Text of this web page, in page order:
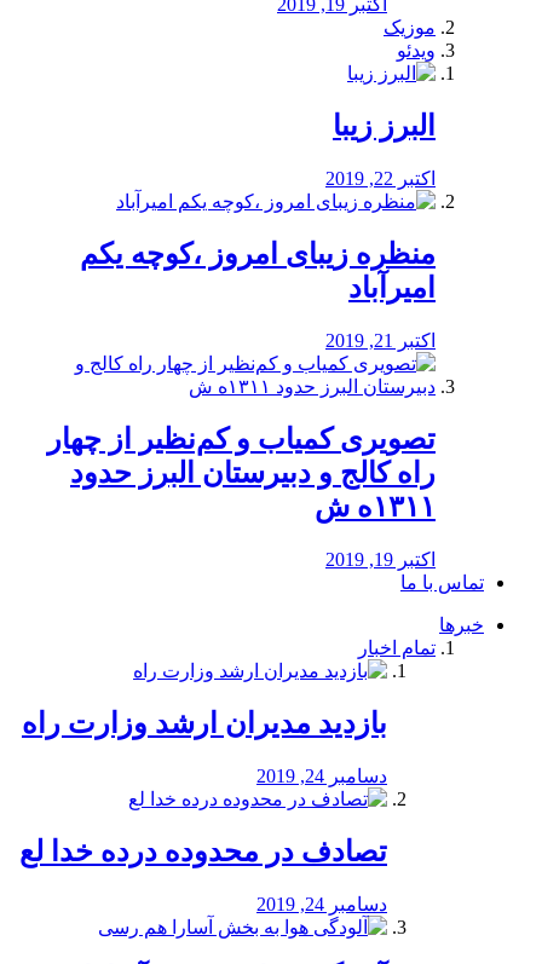
اکتبر 19, 2019
موزیک
ویدئو
البرز زیبا
اکتبر 22, 2019
منظره‌‌ زیبای امروز ،کوچه یکم
امیرآباد
اکتبر 21, 2019
️تصویری کمیاب و کم‌نظیر از چهار
راه كالج و دبيرستان البرز حدود
۱۳۱۱ه ش
اکتبر 19, 2019
تماس با ما
خبرها
تمام اخبار
بازدید مدیران ارشد وزارت راه
دسامبر 24, 2019
تصادف در محدوده درده خدا لع
دسامبر 24, 2019